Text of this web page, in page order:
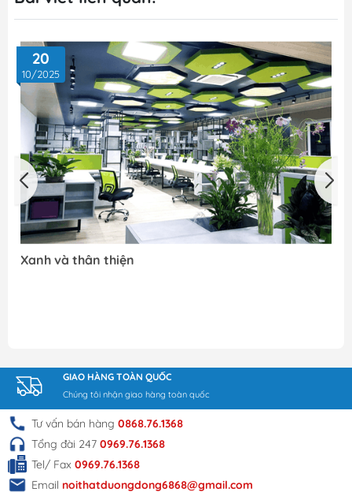
20
10/2025
Xanh và thân thiện
GIAO HÀNG TOÀN QUỐC
Chúng tôi nhận giao hàng toàn quốc
Tư vấn bán hàng 0868.76.1368
Tổng đài 247 0969.76.1368
Tel/ Fax 0969.76.1368
Email noithatduongdong6868@gmail.com